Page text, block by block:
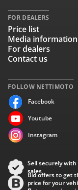
FOLLOW NETTIMOTO
Facebook
Youtube
Instagram
FOR DEALERS
Price list
Media information
For dealers
Contact us
Sell securely
sales
Bid offers to get
price for your